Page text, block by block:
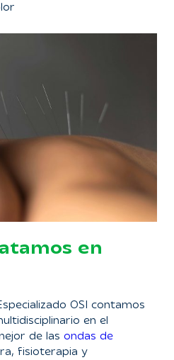
en
OSI contamos
en el
de las ondas de
fisioterapia y